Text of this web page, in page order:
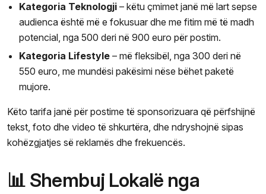
Kategoria Teknologji – këtu çmimet janë më lart sepse
audienca është më e fokusuar dhe me fitim më të madh
potencial, nga 500 deri në 900 euro për postim.
Kategoria Lifestyle – më fleksibël, nga 300 deri në
550 euro, me mundësi pakësimi nëse bëhet paketë
mujore.
Këto tarifa janë për postime të sponsorizuara që përfshijnë
tekst, foto dhe video të shkurtëra, dhe ndryshojnë sipas
kohëzgjatjes së reklamës dhe frekuencës.
📊 Shembuj Lokalë nga